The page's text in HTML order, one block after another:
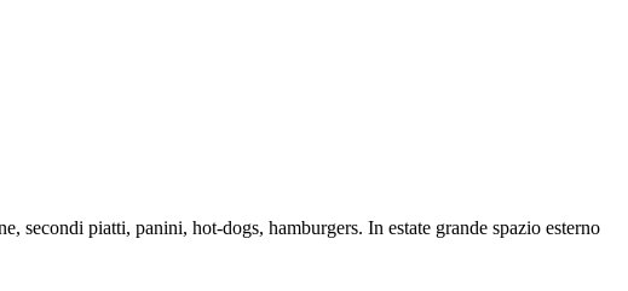
secondi piatti, panini, hot-dogs, hamburgers. In estate grande spazio esterno